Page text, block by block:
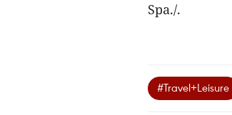
Spa./.
#Travel+Leisure